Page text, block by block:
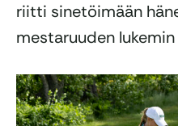
riitti sinetöimään
mestaruuden